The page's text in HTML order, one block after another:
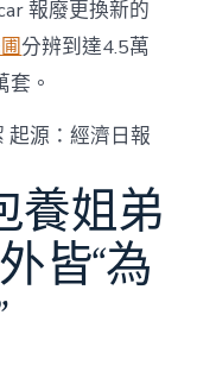
報廢更換新的
分辨到達4.5萬
。
起源：經濟日報
養姐弟
皆“為